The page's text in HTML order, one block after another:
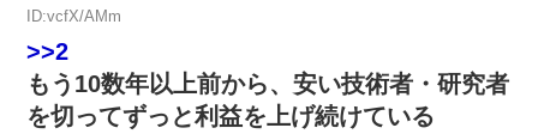
ID:vcfX/AMm
>>2
もう10数年以上前から、安い技術者・研究者
を切ってずっと利益を上げ続けている